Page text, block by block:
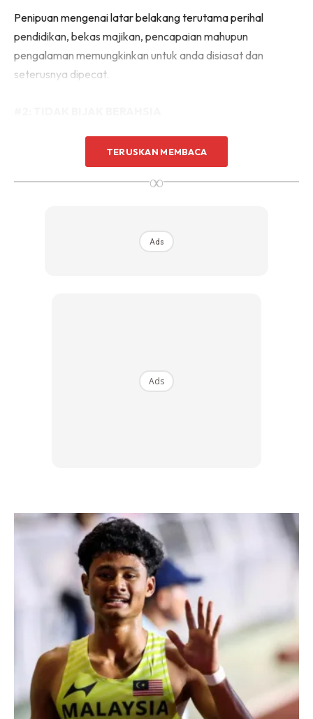
Penipuan mengenai latar belakang terutama perihal
pendidikan, bekas majikan, pencapaian mahupun
pengalaman memungkinkan untuk anda disiasat dan
seterusnya dipecat.
Jika kerja yang dilakukan tidak memenuhi tuntutan minat
mahupun profesionalisme anda, pastinya tanpa sedar anda
mencari peluang lain sambil menyelesaikan tuntutan
yang akan ‘hilang’ dari lantai pejabat anda sekarang.
#3: MEMBUAT / MENERIMA PANGGILAN PERIBADI
TERUSKAN MEMBACA
∞
Ads
Ads